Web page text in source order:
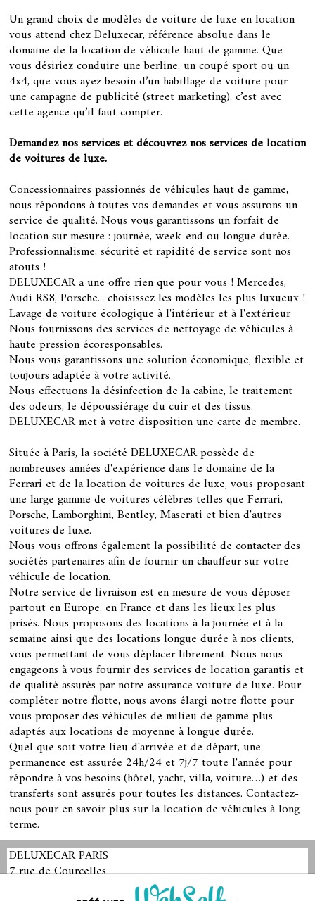
Un grand choix de modèles de voiture de luxe en location
vous attend chez Deluxecar, référence absolue dans le
domaine de la location de véhicule haut de gamme. Que
vous désiriez conduire une berline, un coupé sport ou un
4x4, que vous ayez besoin d’un habillage de voiture pour
une campagne de publicité (street marketing), c’est avec
cette agence qu’il faut compter.
Demandez nos services et découvrez nos services de location
de voitures de luxe.
Concessionnaires passionnés de véhicules haut de gamme,
nous répondons à toutes vos demandes et vous assurons un
service de qualité. Nous vous garantissons un forfait de
location sur mesure : journée, week-end ou longue durée.
Professionnalisme, sécurité et rapidité de service sont nos
atouts !
DELUXECAR a une offre rien que pour vous ! Mercedes,
Audi RS8, Porsche... choisissez les modèles les plus luxueux !
Lavage de voiture écologique à l'intérieur et à l'extérieur
Nous fournissons des services de nettoyage de véhicules à
haute pression écoresponsables.
Nous vous garantissons une solution économique, flexible et
toujours adaptée à votre activité.
Nous effectuons la désinfection de la cabine, le traitement
des odeurs, le dépoussiérage du cuir et des tissus.
DELUXECAR met à votre disposition une carte de membre.
Située à Paris, la société DELUXECAR possède de
nombreuses années d'expérience dans le domaine de la
Ferrari et de la location de voitures de luxe, vous proposant
une large gamme de voitures célèbres telles que Ferrari,
Porsche, Lamborghini, Bentley, Maserati et bien d'autres
voitures de luxe.
Nous vous offrons également la possibilité de contacter des
sociétés partenaires afin de fournir un chauffeur sur votre
véhicule de location.
Notre service de livraison est en mesure de vous déposer
partout en Europe, en France et dans les lieux les plus
prisés. Nous proposons des locations à la journée et à la
semaine ainsi que des locations longue durée à nos clients,
vous permettant de vous déplacer librement. Nous nous
engageons à vous fournir des services de location garantis et
de qualité assurés par notre assurance voiture de luxe. Pour
compléter notre flotte, nous avons élargi notre flotte pour
vous proposer des véhicules de milieu de gamme plus
adaptés aux locations de moyenne à longue durée.
Quel que soit votre lieu d'arrivée et de départ, une
permanence est assurée 24h/24 et 7j/7 toute l'année pour
répondre à vos besoins (hôtel, yacht, villa, voiture…) et des
transferts sont assurés pour toutes les distances. Contactez-
nous pour en savoir plus sur la location de véhicules à long
terme.
DELUXECAR PARIS
7 rue de Courcelles